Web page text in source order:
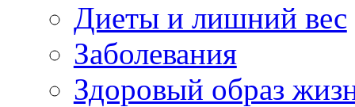
Диеты и лишний вес
Заболевания
Здоровый образ